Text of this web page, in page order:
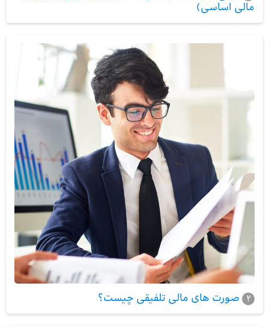
مالی اساسی)
2 صورت های مالی تلفیقی چیست؟